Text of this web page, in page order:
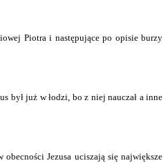
Piotra i następujące po opisie burzy
był już w łodzi, bo z niej nauczał a inne
Jezusa uciszają się największe